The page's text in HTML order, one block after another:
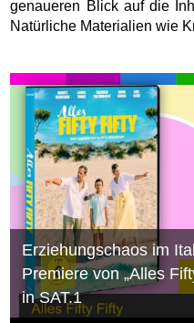
genaueren Blick auf die
Natürliche Materialien wie
Erziehungschaos im
Premiere von „Alles
in SAT.1